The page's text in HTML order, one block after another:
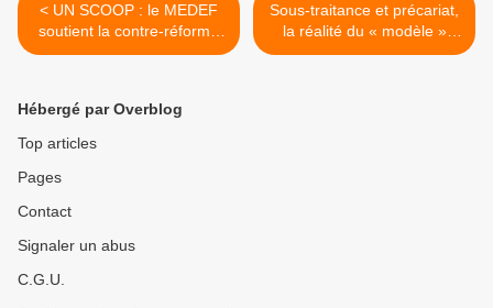
< UN SCOOP : le MEDEF
soutient la contre-réforme
des retraites
Sous-traitance et précariat,
la réalité du « modèle »
allemand #1 >
Hébergé par Overblog
Top articles
Pages
Contact
Signaler un abus
C.G.U.